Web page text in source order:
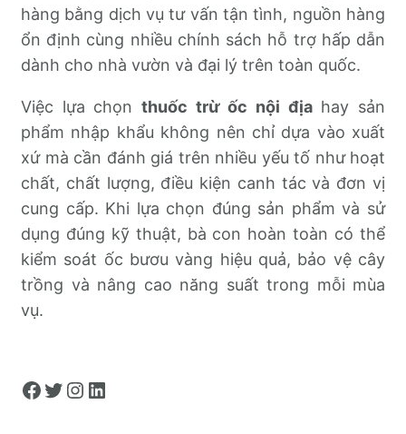
hàng bằng dịch vụ tư vấn tận tình, nguồn hàng
ổn định cùng nhiều chính sách hỗ trợ hấp dẫn
dành cho nhà vườn và đại lý trên toàn quốc.
Việc lựa chọn thuốc trừ ốc nội địahay sản
phẩm nhập khẩu không nên chỉ dựa vào xuất
xứ mà cần đánh giá trên nhiều yếu tố như hoạt
chất, chất lượng, điều kiện canh tác và đơn vị
cung cấp. Khi lựa chọn đúng sản phẩm và sử
dụng đúng kỹ thuật, bà con hoàn toàn có thể
kiểm soát ốc bươu vàng hiệu quả, bảo vệ cây
trồng và nâng cao năng suất trong mỗi mùa
vụ.
Facebook Twitter Instagram LinkedIn